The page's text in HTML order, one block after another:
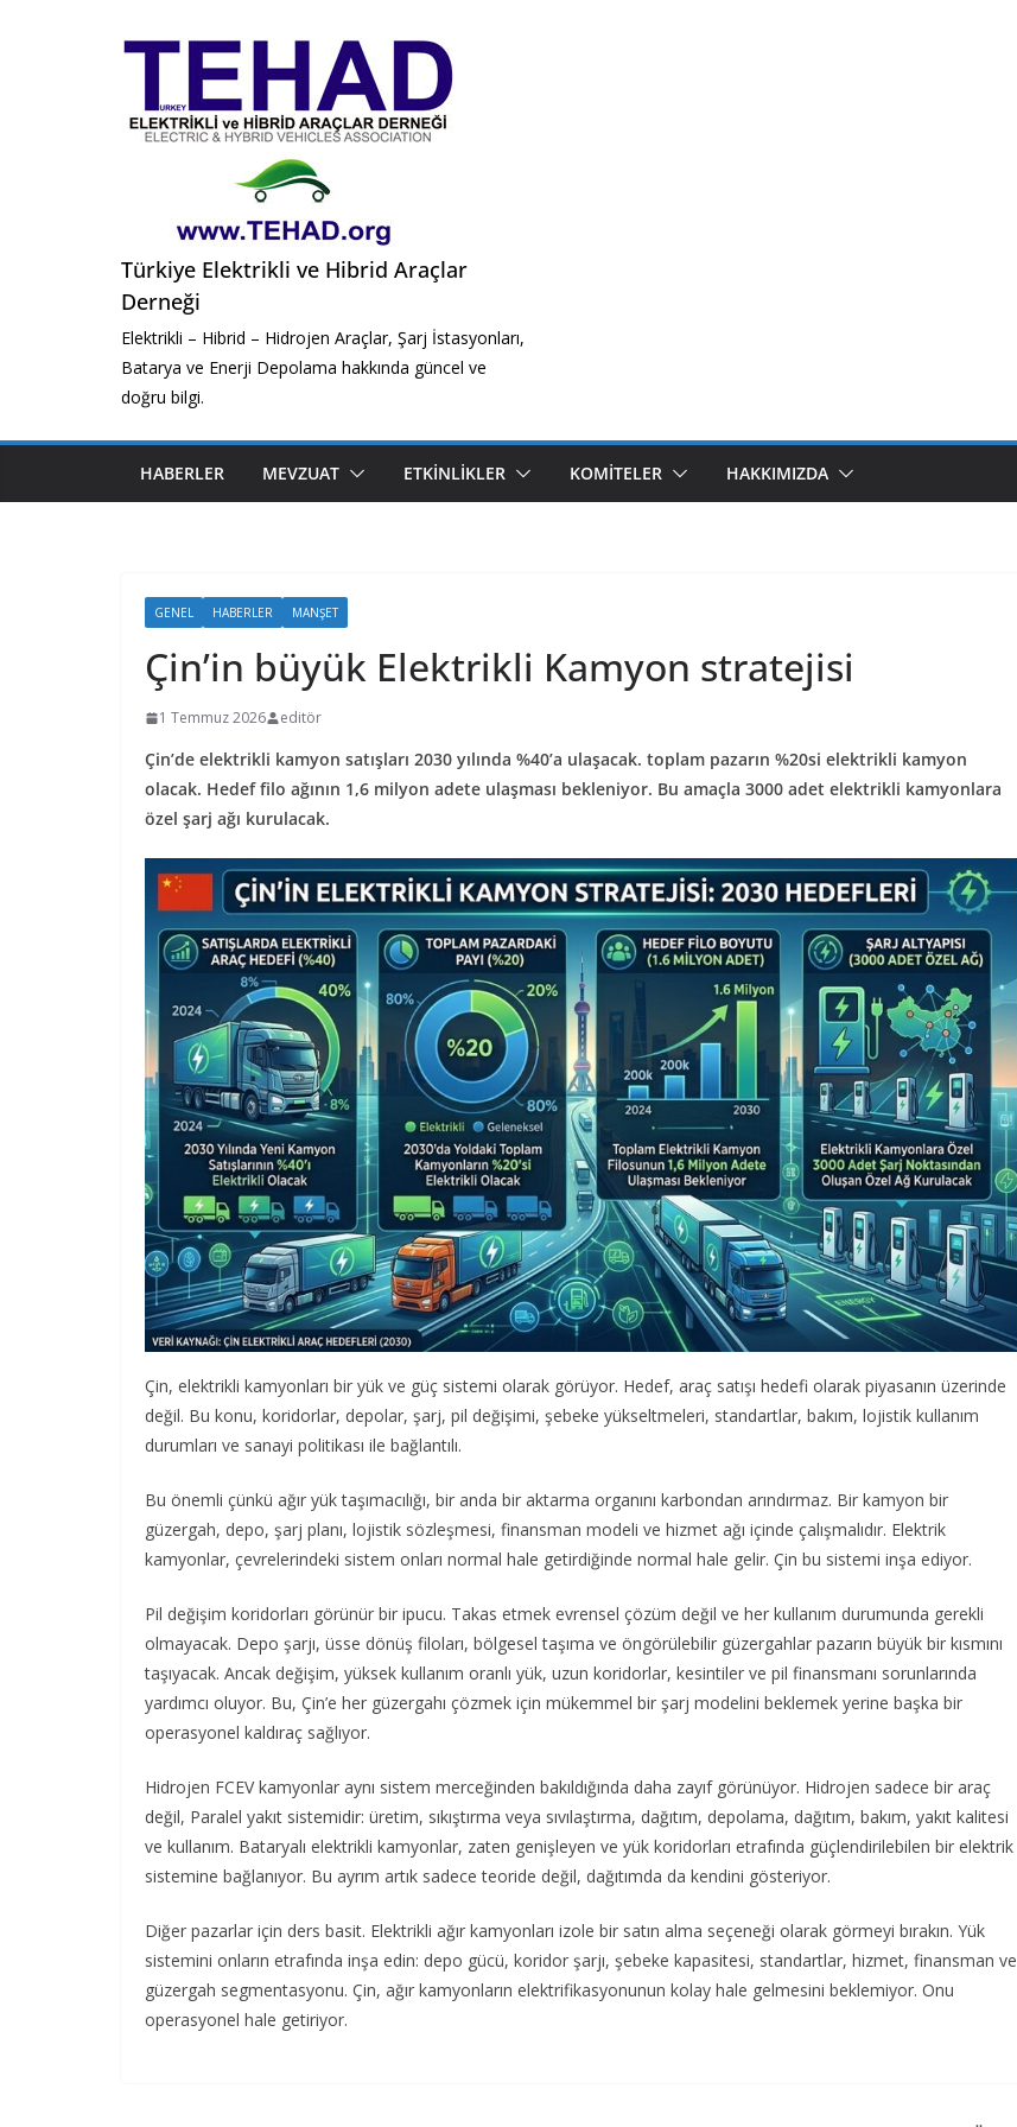
Türkiye Elektrikli ve Hibrid Araçlar
Derneği
Elektrikli – Hibrid – Hidrojen Araçlar, Şarj İstasyonları,
Batarya ve Enerji Depolama hakkında güncel ve
doğru bilgi.
HABERLER MEVZUAT ETKINLIKLER KOMITELER HAKKIMIZDA
GENEL HABERLER MANŞET
Çin’in büyük Elektrikli Kamyon stratejisi
1 Temmuz 2026 editör
Çin’de elektrikli kamyon satışları 2030 yılında %40’a ulaşacak. toplam pazarın %20si elektrikli kamyon
olacak. Hedef filo ağının 1,6 milyon adete ulaşması bekleniyor. Bu amaçla 3000 adet elektrikli kamyonlara
özel şarj ağı kurulacak.
Çin, elektrikli kamyonları bir yük ve güç sistemi olarak görüyor. Hedef, araç satışı hedefi olarak piyasanın üzerinde
değil. Bu konu, koridorlar, depolar, şarj, pil değişimi, şebeke yükseltmeleri, standartlar, bakım, lojistik kullanım
durumları ve sanayi politikası ile bağlantılı.
Bu önemli çünkü ağır yük taşımacılığı, bir anda bir aktarma organını karbondan arındırmaz. Bir kamyon bir
güzergah, depo, şarj planı, lojistik sözleşmesi, finansman modeli ve hizmet ağı içinde çalışmalıdır. Elektrik
kamyonlar, çevrelerindeki sistem onları normal hale getirdiğinde normal hale gelir. Çin bu sistemi inşa ediyor.
Pil değişim koridorları görünür bir ipucu. Takas etmek evrensel çözüm değil ve her kullanım durumunda gerekli
olmayacak. Depo şarjı, üsse dönüş filoları, bölgesel taşıma ve öngörülebilir güzergahlar pazarın büyük bir kısmını
taşıyacak. Ancak değişim, yüksek kullanım oranlı yük, uzun koridorlar, kesintiler ve pil finansmanı sorunlarında
yardımcı oluyor. Bu, Çin’e her güzergahı çözmek için mükemmel bir şarj modelini beklemek yerine başka bir
operasyonel kaldıraç sağlıyor.
Hidrojen FCEV kamyonlar aynı sistem merceğinden bakıldığında daha zayıf görünüyor. Hidrojen sadece bir araç
değil, Paralel yakıt sistemidir: üretim, sıkıştırma veya sıvılaştırma, dağıtım, depolama, dağıtım, bakım, yakıt kalitesi
ve kullanım. Bataryalı elektrikli kamyonlar, zaten genişleyen ve yük koridorları etrafında güçlendirilebilen bir elektrik
sistemine bağlanıyor. Bu ayrım artık sadece teoride değil, dağıtımda da kendini gösteriyor.
Diğer pazarlar için ders basit. Elektrikli ağır kamyonları izole bir satın alma seçeneği olarak görmeyi bırakın. Yük
sistemini onların etrafında inşa edin: depo gücü, koridor şarjı, şebeke kapasitesi, standartlar, hizmet, finansman ve
güzergah segmentasyonu. Çin, ağır kamyonların elektrifikasyonunun kolay hale gelmesini beklemiyor. Onu
operasyonel hale getiriyor.